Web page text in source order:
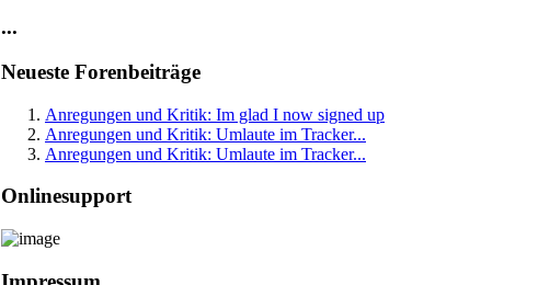
...
Neueste Forenbeiträge
Anregungen und Kritik: Im glad I now signed up
Anregungen und Kritik: Umlaute im Tracker...
Anregungen und Kritik: Umlaute im Tracker...
Onlinesupport